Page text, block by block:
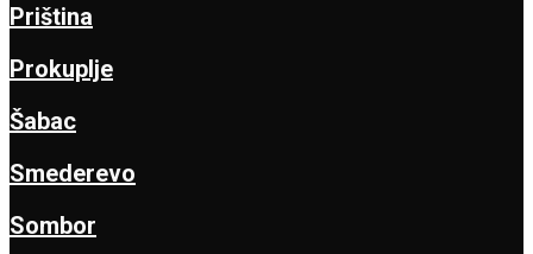
Priština
Prokuplje
Šabac
Smederevo
Sombor